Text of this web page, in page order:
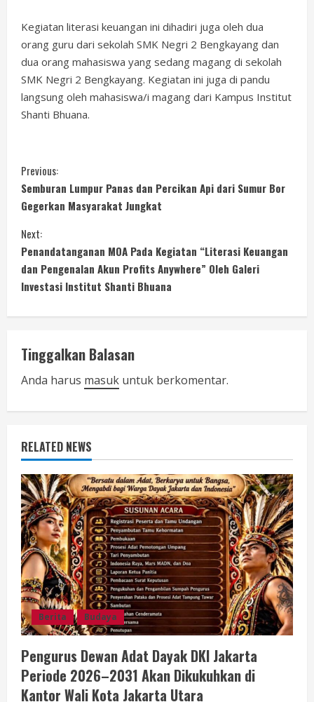
Kegiatan literasi keuangan ini dihadiri juga oleh dua
orang guru dari sekolah SMK Negri 2 Bengkayang dan
dua orang mahasiswa yang sedang magang di sekolah
SMK Negri 2 Bengkayang. Kegiatan ini juga di pandu
langsung oleh mahasiswa/i magang dari Kampus Institut
Shanti Bhuana.
C
o
n
t
i
n
u
e
R
e
a
d
i
n
g
Previous:
Semburan Lumpur Panas dan Percikan Api dari Sumur Bor
Gegerkan Masyarakat Jungkat
Next:
Penandatanganan MOA Pada Kegiatan “Literasi Keuangan
dan Pengenalan Akun Profits Anywhere” Oleh Galeri
Investasi Institut Shanti Bhuana
Tinggalkan Balasan
Anda harus masuk untuk berkomentar.
RELATED NEWS
Berita Budaya
Pengurus Dewan Adat Dayak DKI Jakarta
Periode 2026–2031 Akan Dikukuhkan di
Kantor Wali Kota Jakarta Utara